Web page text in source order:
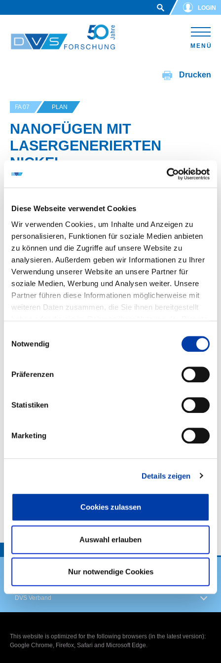
Diese Webseite verwendet Cookies
Wir verwenden Cookies, um Inhalte und Anzeigen zu
personalisieren, Funktionen für soziale Medien anbieten
zu können und die Zugriffe auf unsere Website zu
analysieren. Außerdem geben wir Informationen zu Ihrer
Verwendung unserer Website an unsere Partner für
soziale Medien, Werbung und Analysen weiter. Unsere
Partner führen diese Informationen möglicherweise mit
weiteren Daten zusammen, die Sie ihnen bereitgestellt
Notwendig
Präferenzen
Statistiken
Marketing
Details zeigen
Cookies zulassen
Auswahl erlauben
Nur notwendige Cookies
LOGIN
MENÜ
Drucken
FA 07 PLAN
NANOFÜGEN MIT
LASERGENERIERTEN
NICKEL-
LEGIERUNGSNANOPARTIKE
IGF-Vorhaben-Nr.: 01IF24722N
Laufzeit: 01.02.2026 - 31.01.2028
FORSCHUNGSEINRICHTUNGEN:
Institut für Werkstoffwissenschaft und Werkstofftechnik,
FACHGEBIETE:
WIRTSCHAFTSZWEIGE:
VORHABENBESCHREIBUNG:
DVS Verband
This website is optimized for the following browsers (in the latest version):
Google Chrome, Firefox, Safari and Microsoft Edge.